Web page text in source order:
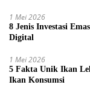
1 Mei 2026
8 Jenis Investasi
Digital
1 Mei 2026
5 Fakta Unik Ikan
Ikan Konsumsi